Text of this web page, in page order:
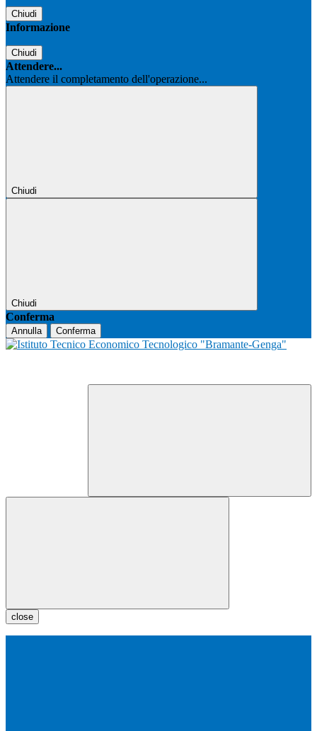
Chiudi
Informazione
Chiudi
Attendere...
Attendere il completamento dell'operazione...
Chiudi
Chiudi
Conferma
Annulla Conferma
close